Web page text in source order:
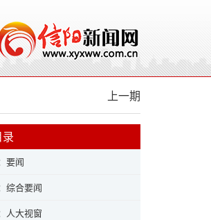
上一期
要闻
综合要闻
人大视窗